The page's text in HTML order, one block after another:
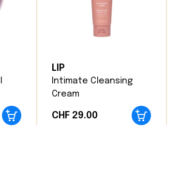
LIP
Intimate Cleansing
Cream
CHF 29.00